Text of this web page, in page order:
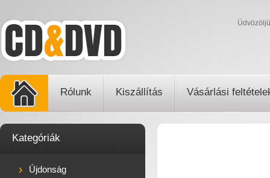
Rólunk Kiszállítás Vásárlási
Kategóriák
Újdonság